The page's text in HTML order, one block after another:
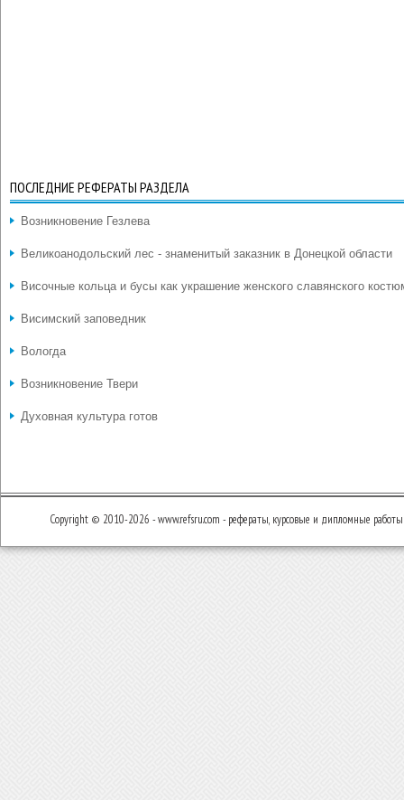
ПОСЛЕДНИЕ РЕФЕРАТЫ РАЗДЕЛА
Возникновение Гезлева
Великоанодольский лес - знаменитый заказник в Донецкой области
Височные кольца и бусы как украшение женского славянского
Висимский заповедник
Вологда
Возникновение Твери
Духовная культура готов
Copyright © 2010-2026 - www.refsru.com - рефераты, курсовые и дипломные работы